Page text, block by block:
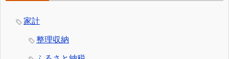
家計
整理収納